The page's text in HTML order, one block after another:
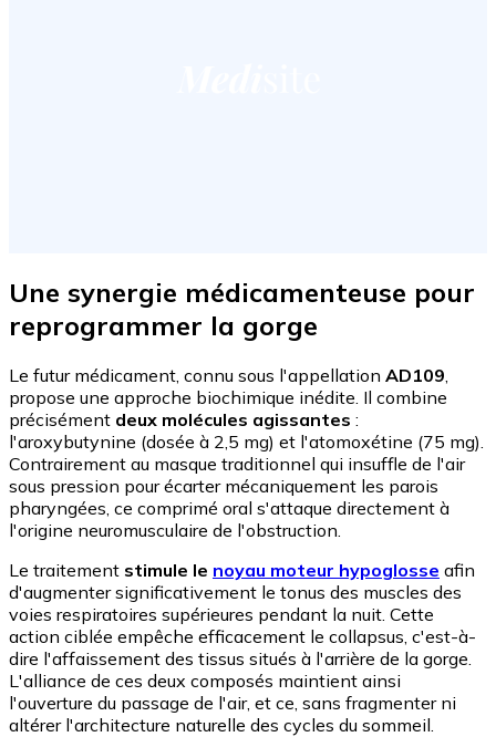
Une synergie médicamenteuse pour
reprogrammer la gorge
Le futur médicament, connu sous l'appellation AD109
propose une approche biochimique inédite. Il combine
précisément deux molécules agissantes :
l'aroxybutynine (dosée à 2,5 mg) et l'atomoxétine (75 mg).
Contrairement au masque traditionnel qui insuffle de l'air
sous pression pour écarter mécaniquement les parois
pharyngées, ce comprimé oral s'attaque directement à
l'origine neuromusculaire de l'obstruction.
Le traitement stimule le noyau moteur hypoglosse afin
d'augmenter significativement le tonus des muscles des
voies respiratoires supérieures pendant la nuit. Cette
action ciblée empêche efficacement le collapsus, c'est-à-
dire l'affaissement des tissus situés à l'arrière de la gorge.
L'alliance de ces deux composés maintient ainsi
l'ouverture du passage de l'air, et ce, sans fragmenter ni
altérer l'architecture naturelle des cycles du sommeil.